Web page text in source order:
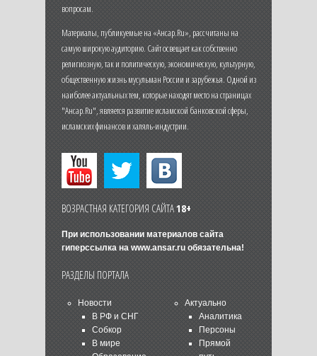
вопросам.
Материалы, публикуемые на «Ансар.Ru», рассчитаны на
самую широкую аудиторию. Сайт освещает как собственно
религиозную, так и политическую, экономическую, культурную,
общественную жизнь мусульман России и зарубежья. Одной из
наиболее актуальных тем, которые находят место на страницах
"Ансар.Ru", является развитие исламской банковской сферы,
исламских финансов и халяль-индустрии.
ВОЗРАСТНАЯ КАТЕГОРИЯ САЙТА18+
При использовании материалов сайта
гиперссылка на www.ansar.ruобязательна!
РАЗДЕЛЫ ПОРТАЛА
Новости
В РФ и СНГ
Собкор
В мире
Актуально
Аналитика
Персоны
Прямой